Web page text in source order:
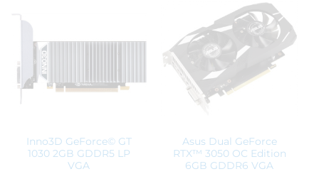
ÁFA:27%
Azonosító:
36 790
nVidia GeForce
Gyártó:Asus
Garanciaidő:
ÁFA:27%
Azonosító:51239
130 900Ft
Inno3D GeForce© GT
1030 2GB GDDR5 LP
VGA
Asus Dual GeForce
RTX™ 3050 OC Edition
6GB GDDR6 VGA